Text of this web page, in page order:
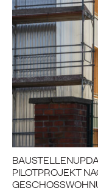
PILOTPROJEKT